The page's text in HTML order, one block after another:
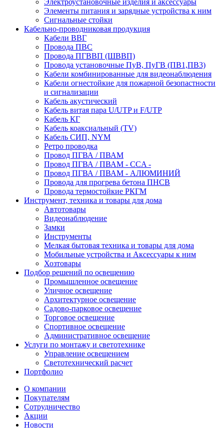
Электроустановочные изделия и аксессуары
Элементы питания и зарядные устройства к ним
Сигнальные стойки
Кабельно-проводниковая продукция
Кабели ВВГ
Провода ПВС
Провода ПГВВП (ШВВП)
Провода установочные ПуВ, ПуГВ (ПВ1,ПВ3)
Кабели комбинированные для видеонаблюдения
Кабели огнестойкие для пожарной безопастности
и сигнализации
Кабель акустический
Кабель витая пара U/UTP и F/UTP
Кабель КГ
Кабель коаксиальный (TV)
Кабель СИП, NYM
Ретро проводка
Провод ПГВА / ПВАМ
Провод ПГВА / ПВАМ - CCA -
Провод ПГВА / ПВАМ - АЛЮМИНИЙ
Провода для прогрева бетона ПНСВ
Провода термостойкие РКГМ
Инструмент, техника и товары для дома
Автотовары
Видеонаблюдение
Замки
Инструменты
Мелкая бытовая техника и товары для дома
Мобильные устройства и Аксессуары к ним
Хозтовары
Подбор решений по освещению
Промышленное освещение
Уличное освещение
Архитектурное освещение
Садово-парковое освещение
Торговое освещение
Спортивное освещение
Административное освещение
Услуги по монтажу и светотехнике
Управление освещением
Светотехнический расчет
Портфолио
О компании
Покупателям
Сотрудничество
Акции
Новости